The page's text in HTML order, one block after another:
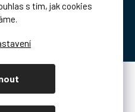
s tím, jak cookies
Premium